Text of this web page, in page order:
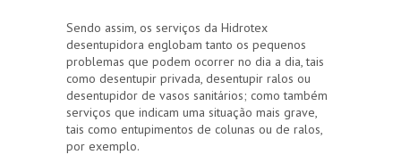
Sendo assim, os serviços da Hidrotex
desentupidora englobam tanto os pequenos
problemas que podem ocorrer no dia a dia, tais
como desentupir privada, desentupir ralos ou
desentupidor de vasos sanitários; como também
serviços que indicam uma situação mais grave,
tais como entupimentos de colunas ou de ralos,
por exemplo.